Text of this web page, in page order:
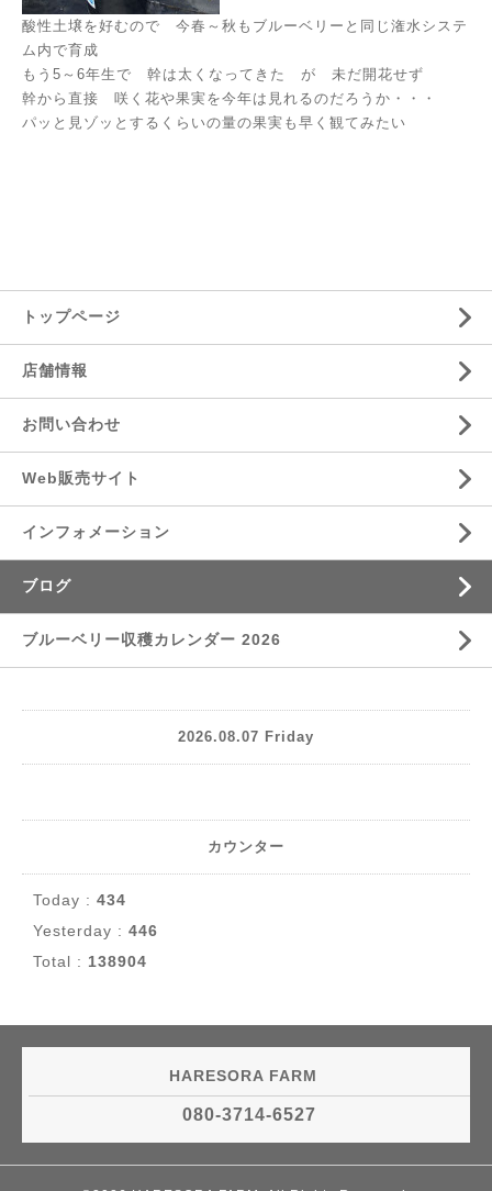
酸性土壌を好むので 今春～秋もブルーベリーと同じ潅水システ
ム内で育成
もう5～6年生で 幹は太くなってきた が 未だ開花せず
幹から直接 咲く花や果実を今年は見れるのだろうか・・・
パッと見ゾッとするくらいの量の果実も早く観てみたい
トップページ
店舗情報
お問い合わせ
Web販売サイト
インフォメーション
ブログ
ブルーベリー収穫カレンダー 2026
2026.08.07 Friday
カウンター
Today : 434
Yesterday : 446
Total : 138904
HARESORA FARM
080-3714-6527